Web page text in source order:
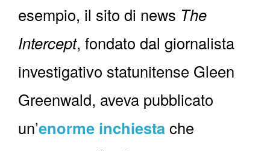
esempio, il sito di news The
Intercept, fondato dal giornalista
investigativo statunitense Gleen
Greenwald, aveva pubblicato
un’enorme inchiestache